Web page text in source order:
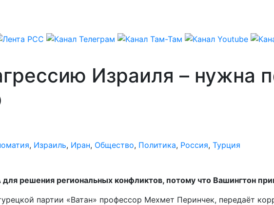
Израиля – нужна
, Израиль, Иран, Общество, Политика, Россия, Турция
решения региональных конфликтов, потому что Вашингтон
партии «Ватан» профессор Мехмет Перинчек, передаёт